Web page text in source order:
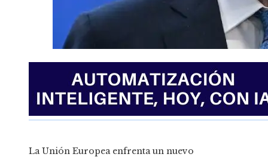
La Unión Europea enfrenta un nuevo